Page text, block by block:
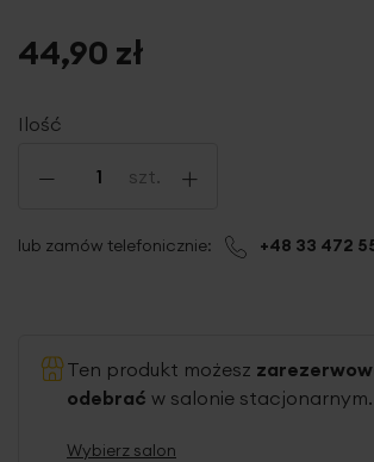
Ilość
- szt. +
44,90 zł
lub zamów telefonicznie: +48 33 472
Ten produkt możesz
odebrać w salonie stacjonarnym.
Wybierz salon